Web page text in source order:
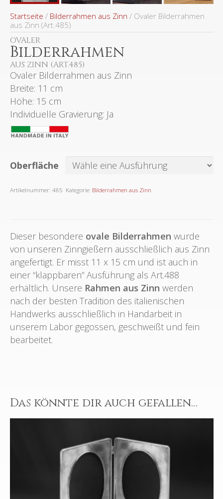
Startseite / Bilderrahmen aus Zinn / Ovaler Bilderrahmen
aus Zinn (Art.485)
OVALER
Bilderrahmen
AUS ZINN (ART.485)
Ovaler Bilderrahmen aus Zinn
Breite: 11 cm
Höhe: 15 cm
Individuelle Gravierung: Ja
Oberfläche
Artikelnummer: 485 Kategorie: Bilderrahmen aus Zinn
Dieser besondere ovale Bilderrahmen wurde
von unseren Zinngießern ausschließlich aus Zinn
angefertigt. Er misst 11 x 15 cm und ist auch in
einer “klappbaren” Ausführung als Art.488
erhältlich. Unsere Rahmen aus Zinn werden
nach der besten Tradition des italienischen
Handwerks ausschließlich in Handarbeit in
unserem Labor gegossen, geschweißt und fein
bearbeitet.
Das könnte dir auch gefallen…